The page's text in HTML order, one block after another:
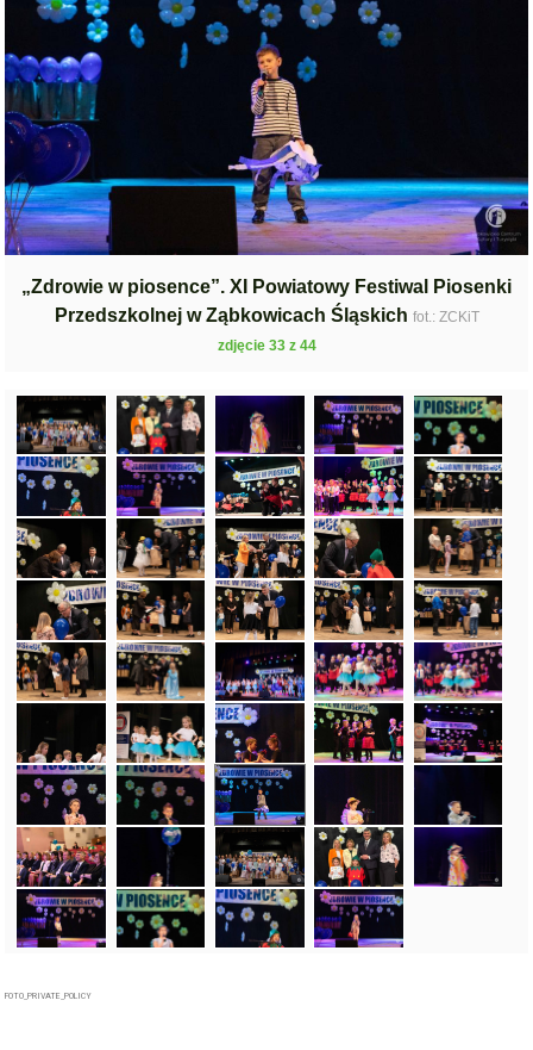
„Zdrowie w piosence”. XI Powiatowy Festiwal Piosenki
Przedszkolnej w Ząbkowicach Śląskich fot.: ZCKiT
zdjęcie 33 z 44
FOTO_PRIVATE_POLICY